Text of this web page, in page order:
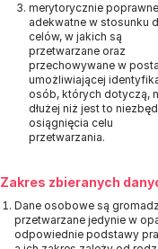
merytorycznie
adekwatne w stosunku
celów, w jakich są
przetwarzane oraz
przechowywane w
umożliwiającej
osób, których dotyczą,
dłużej niż jest to
osiągnięcia celu
przetwarzania.
Zakres zbieranych
Dane osobowe są
przetwarzane jedynie w
odpowiednie podstawy